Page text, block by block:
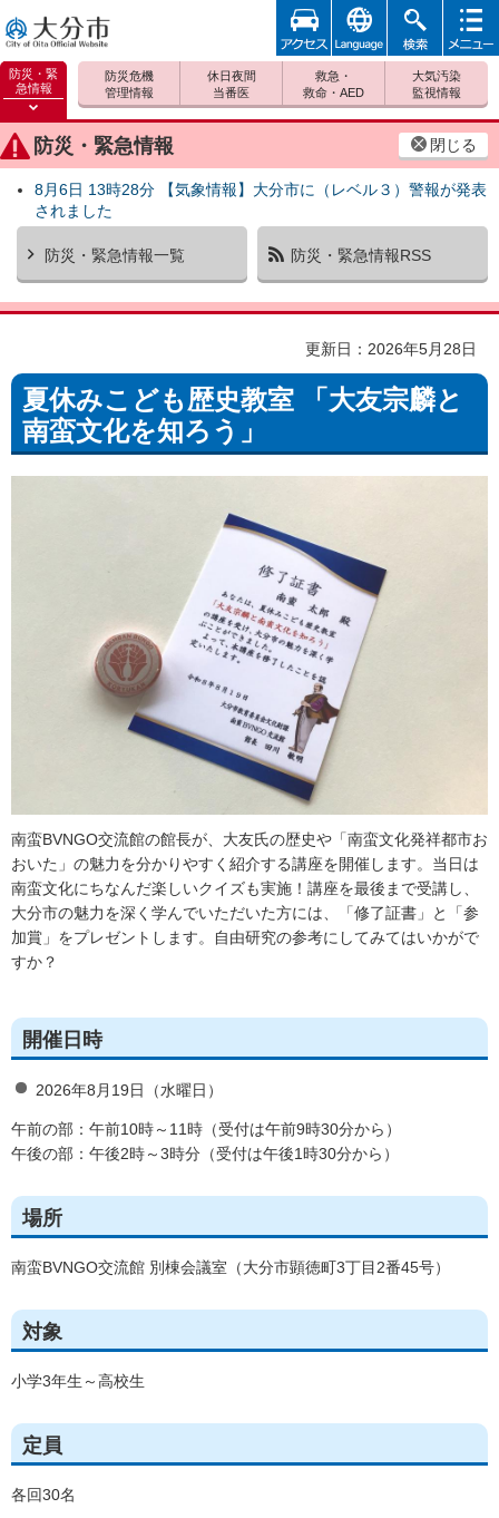
大分市
防災・緊
急情報
防災緊
急情報
を開く
防災・緊急情報 閉じる
8月6日 13時28分 【気象情報】大分市に（レベル３）警報が発表
されました
防災・緊急情報一覧 防災・緊急情報RSS
防災危機
管理情報
休日夜間
当番医
救急・
救命・AED
大気汚染
監視情報
アクセ
ス
foreign 検索
メニュ
更新日：2026年5月28日
夏休みこども歴史教室 「大友宗麟と
南蛮文化を知ろう」
南蛮BVNGO交流館の館長が、大友氏の歴史や「南蛮文化発祥都市お
おいた」の魅力を分かりやすく紹介する講座を開催します。当日は
南蛮文化にちなんだ楽しいクイズも実施！講座を最後まで受講し、
大分市の魅力を深く学んでいただいた方には、「修了証書」と「参
加賞」をプレゼントします。自由研究の参考にしてみてはいかがで
すか？
開催日時
2026年8月19日（水曜日）
午前の部：午前10時～11時（受付は午前9時30分から）
午後の部：午後2時～3時分（受付は午後1時30分から）
場所
南蛮BVNGO交流館 別棟会議室（大分市顕徳町3丁目2番45号）
対象
小学3年生～高校生
定員
各回30名